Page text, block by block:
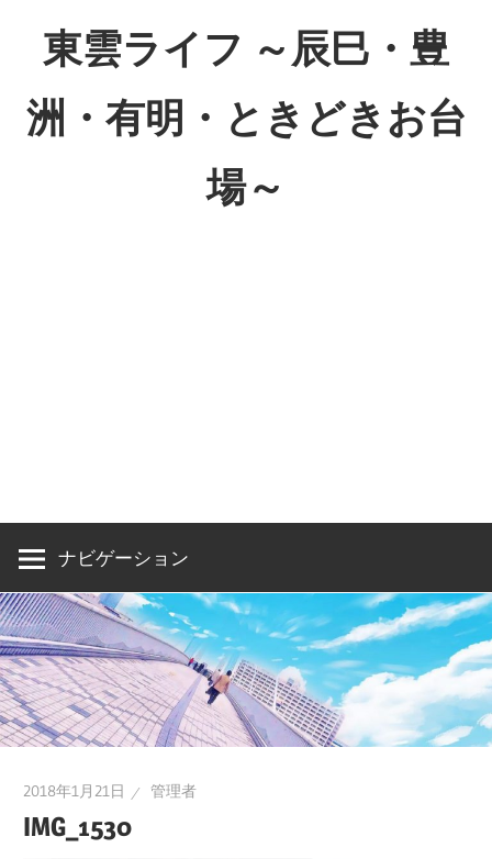
東雲ライフ ～辰巳・豊
洲・有明・ときどきお台
場～
洲・
有
と
き
ど
き
お
～
ナビゲーション
2018年1月21日 管理者
IMG_1530